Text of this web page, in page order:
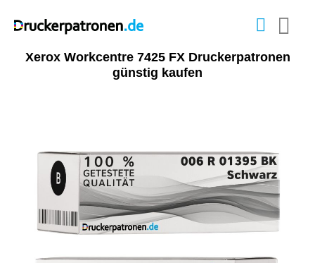
Xerox Workcentre 7425 FX Druckerpatronen
günstig kaufen